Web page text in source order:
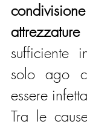
sufficiente
solo ago
essere